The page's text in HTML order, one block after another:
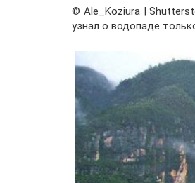
© Ale_Koziura |
узнал о водопаде